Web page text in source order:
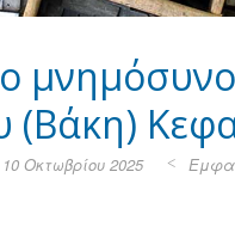
μνημόσυνο
(Βάκη)
Οκτωβρίου 2025